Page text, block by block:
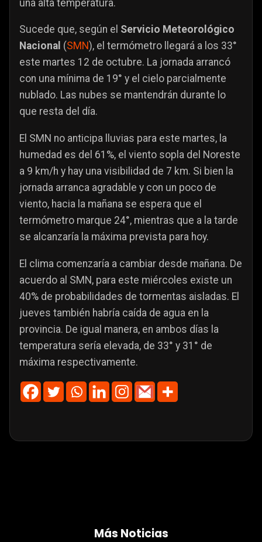
una alta temperatura.
Sucede que, según el Servicio Meteorológico
Nacional (SMN ), el termómetro llegará a los 33°
este martes 12 de octubre. La jornada arrancó
con una mínima de 19° y el cielo parcialmente
nublado. Las nubes se mantendrán durante lo
que resta del día.
El SMN no anticipa lluvias para este martes, la
humedad es del 61%, el viento sopla del Noreste
a 9 km/h y hay una visibilidad de 7 km. Si bien la
jornada arranca agradable y con un poco de
viento, hacia la mañana se espera que el
termómetro marque 24°, mientras que a la tarde
se alcanzaría la máxima prevista para hoy.
El clima comenzaría a cambiar desde mañana. De
acuerdo al SMN, para este miércoles existe un
40% de probabilidades de tormentas aisladas. El
jueves también habría caída de agua en la
provincia. De igual manera, en ambos días la
temperatura sería elevada, de 33° y 31° de
máxima respectivamente.
Más Noticias